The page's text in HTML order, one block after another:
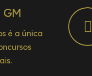
é a única